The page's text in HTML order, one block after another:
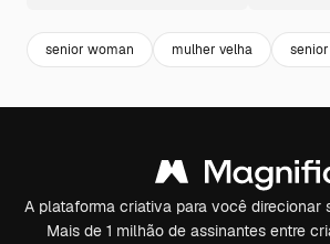
senior woman mulher velha senior
A plataforma criativa para você direcionar
Mais de 1 milhão de assinantes entre